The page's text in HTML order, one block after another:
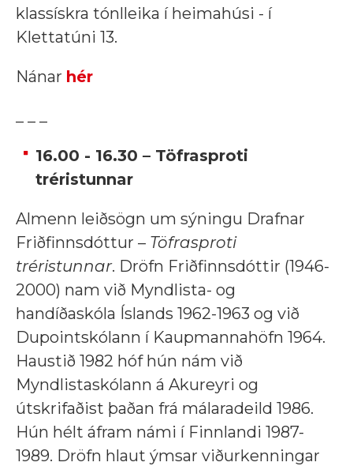
klassískra tónlleika í heimahúsi - í
Klettatúni 13.
Nánar hér
16.00 - 16.30 – Töfrasproti
tréristunnar
Almenn leiðsögn um sýningu Drafnar
Friðfinnsdóttur – Töfrasproti
tréristunnar. Dröfn Friðfinnsdóttir (1946-
2000) nam við Myndlista- og
handíðaskóla Íslands 1962-1963 og við
Dupointskólann í Kaupmannahöfn 1964.
Haustið 1982 hóf hún nám við
Myndlistaskólann á Akureyri og
útskrifaðist þaðan frá málaradeild 1986.
Hún hélt áfram námi í Finnlandi 1987-
1989. Dröfn hlaut ýmsar viðurkenningar